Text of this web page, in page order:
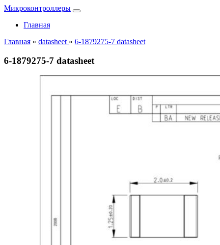
Микроконтроллеры
Главная
Главная » datasheet » 6-1879275-7 datasheet
6-1879275-7 datasheet